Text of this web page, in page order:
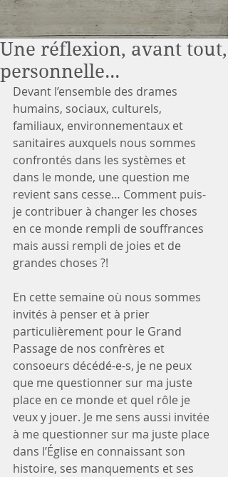
Une réflexion, avant tout,
personnelle...
Devant l’ensemble des drames
humains, sociaux, culturels,
familiaux, environnementaux et
sanitaires auxquels nous sommes
confrontés dans les systèmes et
dans le monde, une question me
revient sans cesse… Comment puis-
je contribuer à changer les choses
en ce monde rempli de souffrances
mais aussi rempli de joies et de
grandes choses ?!
En cette semaine où nous sommes
invités à penser et à prier
particulièrement pour le Grand
Passage de nos confrères et
consoeurs décédé-e-s, je ne peux
que me questionner sur ma juste
place en ce monde et quel rôle je
veux y jouer. Je me sens aussi invitée
à me questionner sur ma juste place
dans l’Église en connaissant son
histoire, ses manquements et ses